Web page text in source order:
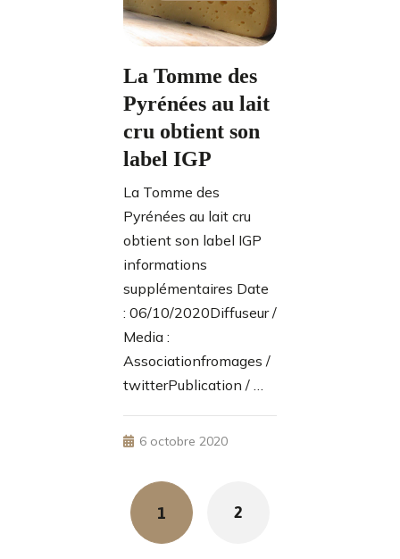
La Tomme des
Pyrénées au lait
cru obtient son
label IGP
La Tomme des
Pyrénées au lait cru
obtient son label IGP
informations
supplémentaires Date
: 06/10/2020Diffuseur /
Media :
Associationfromages /
twitterPublication / …
6 octobre 2020
1 2